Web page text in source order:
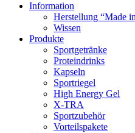
Information
Herstellung “Made
Wissen
Produkte
Sportgetränke
Proteindrinks
Kapseln
Sportriegel
High Energy Gel
X-TRA
Sportzubehör
Vorteilspakete